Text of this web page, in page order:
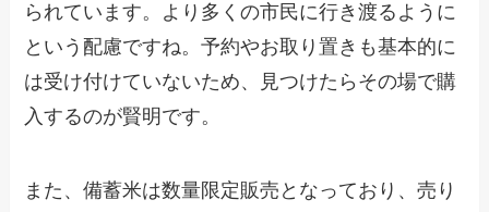
られています。より多くの市民に行き渡るように
という配慮ですね。予約やお取り置きも基本的に
は受け付けていないため、見つけたらその場で購
入するのが賢明です。
また、備蓄米は数量限定販売となっており、売り